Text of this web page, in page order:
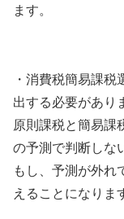
ます。
・消費税簡易課
出する必要があり
原則課税と簡易課
の予測で判断しな
もし、予測が外れ
えることになりま